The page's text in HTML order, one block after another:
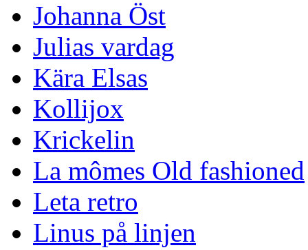
Johanna Öst
Julias vardag
Kära Elsas
Kollijox
Krickelin
La mômes Old fashioned
Leta retro
Linus på linjen